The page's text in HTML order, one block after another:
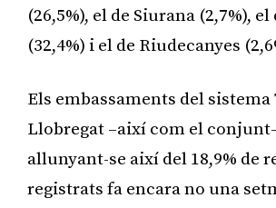
(26,5%), el de Siurana (2,7%),
(32,4%) i el de Riudecanyes
Els embassaments del sistema
Llobregat –així com el
allunyant-se així del 18,9% de
registrats fa encara no una